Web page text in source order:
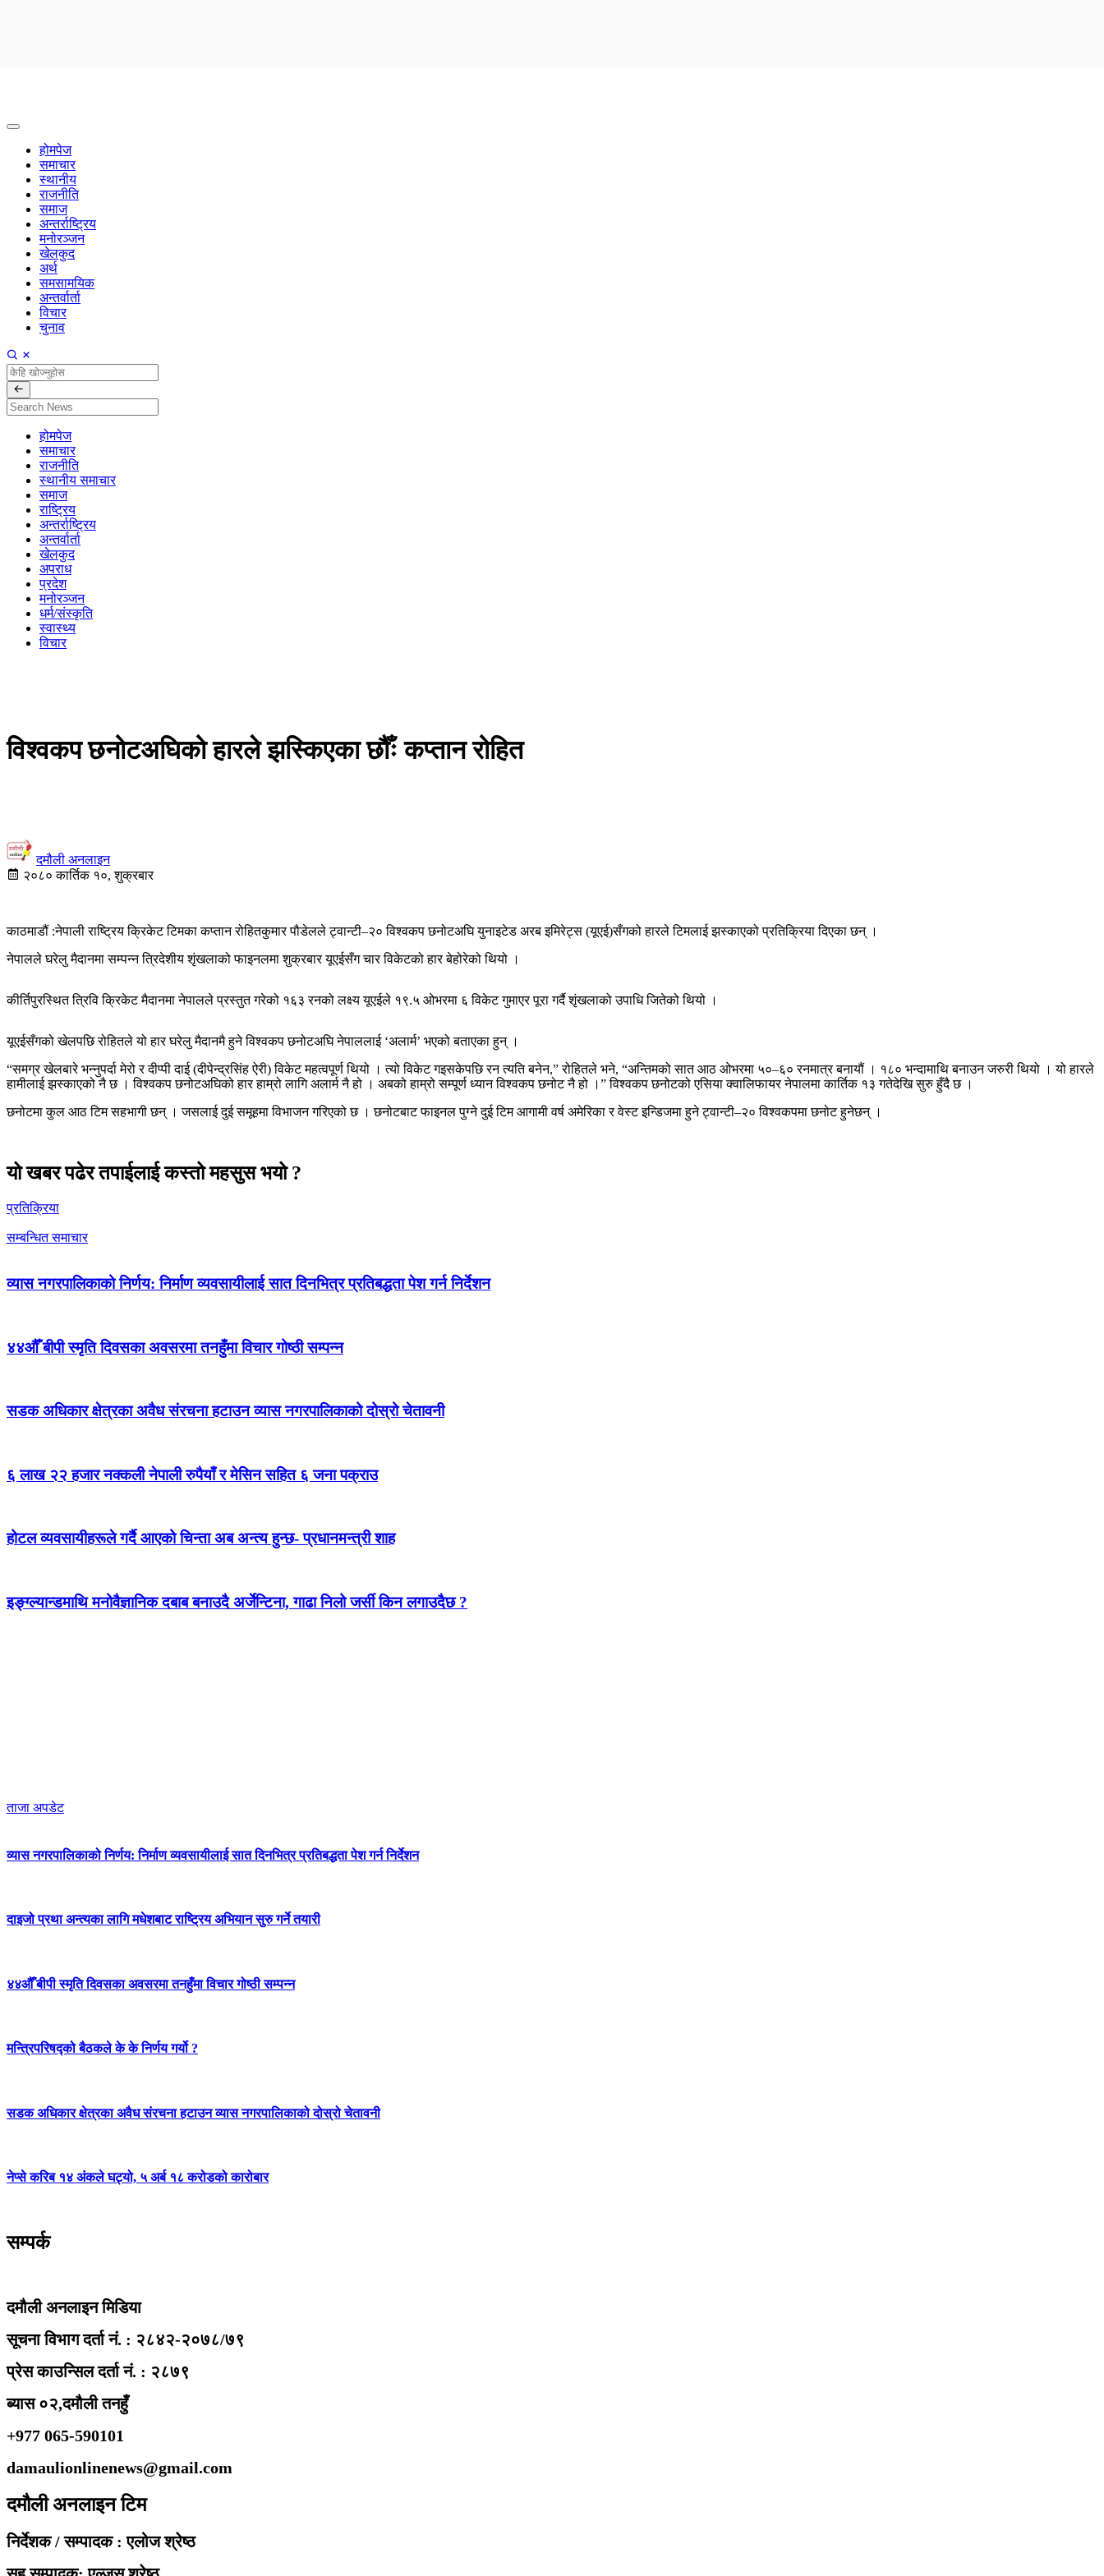
होमपेज
समाचार
स्थानीय
राजनीति
समाज
अन्तर्राष्ट्रिय
मनोरञ्जन
खेलकुद
अर्थ
समसामयिक
अन्तर्वार्ता
विचार
चुनाव
होमपेज
समाचार
राजनीति
स्थानीय समाचार
समाज
राष्ट्रिय
अन्तर्राष्ट्रिय
अन्तर्वार्ता
खेलकुद
अपराध
प्रदेश
मनोरञ्जन
धर्म/संस्कृति
स्वास्थ्य
विचार
विश्वकप छनोटअघिको हारले झस्किएका छौँः कप्तान रोहित
दमौली अनलाइन
२०८० कार्तिक १०, शुक्रबार
काठमाडौं :नेपाली राष्ट्रिय क्रिकेट टिमका कप्तान रोहितकुमार पौडेलले ट्वान्टी–२० विश्वकप छनोटअघि युनाइटेड अरब इमिरेट्स (यूएई)सँगको हारले टिमलाई झस्काएको प्रतिक्रिया दिएका छन् ।
नेपालले घरेलु मैदानमा सम्पन्न त्रिदेशीय शृंखलाको फाइनलमा शुक्रबार यूएईसँग चार विकेटको हार बेहोरेको थियो ।
कीर्तिपुरस्थित त्रिवि क्रिकेट मैदानमा नेपालले प्रस्तुत गरेको १६३ रनको लक्ष्य यूएईले १९.५ ओभरमा ६ विकेट गुमाएर पूरा गर्दै शृंखलाको उपाधि जितेको थियो ।
यूएईसँगको खेलपछि रोहितले यो हार घरेलु मैदानमै हुने विश्वकप छनोटअघि नेपाललाई ‘अलार्म’ भएको बताएका हुन् ।
“समग्र खेलबारे भन्नुपर्दा मेरो र दीप्पी दाई (दीपेन्द्रसिंह ऐरी) विकेट महत्वपूर्ण थियो । त्यो विकेट गइसकेपछि रन त्यति बनेन,” रोहितले भने, “अन्तिमको सात आठ ओभरमा ५०–६० रनमात्र बनायौं । १८० भन्दामाथि बनाउन जरुरी थियो । यो हारले
हामीलाई झस्काएको नै छ । विश्वकप छनोटअघिको हार हाम्रो लागि अलार्म नै हो । अबको हाम्रो सम्पूर्ण ध्यान विश्वकप छनोट नै हो ।” विश्वकप छनोटको एसिया क्वालिफायर नेपालमा कार्तिक १३ गतेदेखि सुरु हुँदै छ ।
छनोटमा कुल आठ टिम सहभागी छन् । जसलाई दुई समूहमा विभाजन गरिएको छ । छनोटबाट फाइनल पुग्ने दुई टिम आगामी वर्ष अमेरिका र वेस्ट इन्डिजमा हुने ट्वान्टी–२० विश्वकपमा छनोट हुनेछन् ।
यो खबर पढेर तपाईलाई कस्तो महसुस भयो ?
प्रतिक्रिया
सम्बन्धित समाचार
व्यास नगरपालिकाको निर्णय: निर्माण व्यवसायीलाई सात दिनभित्र प्रतिबद्धता पेश गर्न निर्देशन
४४औँ बीपी स्मृति दिवसका अवसरमा तनहुँमा विचार गोष्ठी सम्पन्न
सडक अधिकार क्षेत्रका अवैध संरचना हटाउन व्यास नगरपालिकाको दोस्रो चेतावनी
६ लाख २२ हजार नक्कली नेपाली रुपैयाँ र मेसिन सहित ६ जना पक्राउ
होटल व्यवसायीहरूले गर्दै आएको चिन्ता अब अन्त्य हुन्छ- प्रधानमन्त्री शाह
इङ्ग्ल्यान्डमाथि मनोवैज्ञानिक दबाब बनाउदै अर्जेन्टिना, गाढा निलो जर्सी किन लगाउदैछ ?
ताजा अपडेट
व्यास नगरपालिकाको निर्णय: निर्माण व्यवसायीलाई सात दिनभित्र प्रतिबद्धता पेश गर्न निर्देशन
दाइजो प्रथा अन्त्यका लागि मधेशबाट राष्ट्रिय अभियान सुरु गर्ने तयारी
४४औँ बीपी स्मृति दिवसका अवसरमा तनहुँमा विचार गोष्ठी सम्पन्न
मन्त्रिपरिषद्को बैठकले के के निर्णय गर्यो ?
सडक अधिकार क्षेत्रका अवैध संरचना हटाउन व्यास नगरपालिकाको दोस्रो चेतावनी
नेप्से करिब १४ अंकले घट्यो, ५ अर्ब १८ करोडको कारोबार
सम्पर्क
दमौली अनलाइन मिडिया
सूचना विभाग दर्ता नं. : २८४२-२०७८/७९
प्रेस काउन्सिल दर्ता नं. : २८७९
ब्यास ०२,दमौली तनहुँ
+977 065-590101
damaulionlinenews@gmail.com
दमौली अनलाइन टिम
निर्देशक / सम्पादक : एलोज श्रेष्ठ